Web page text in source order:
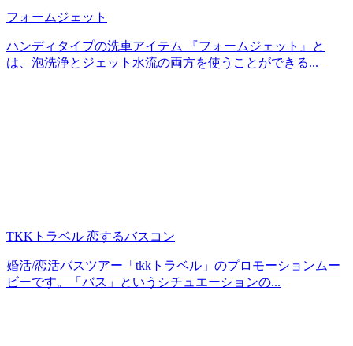
フォームジェット
ハンディタイプの洗車アイテム 『フォームジェット』と
は、泡洗浄とジェット水流の両方を使うことができる...
TKKトラベル 恋するバスコン
婚活/恋活バスツアー「tkkトラベル」のプロモーションムー
ビーです。「バス」というシチュエーションの...